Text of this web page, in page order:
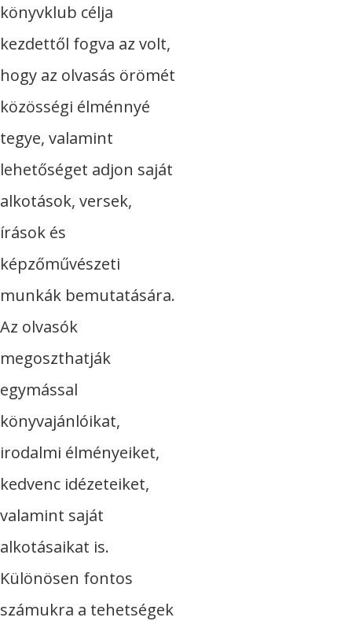
könyvklub célja
kezdettől fogva az volt,
hogy az olvasás örömét
közösségi élménnyé
tegye, valamint
lehetőséget adjon saját
alkotások, versek,
írások és
képzőművészeti
munkák bemutatására.
Az olvasók
megoszthatják
egymással
könyvajánlóikat,
irodalmi élményeiket,
kedvenc idézeteiket,
valamint saját
alkotásaikat is.
Különösen fontos
számukra a tehetségek